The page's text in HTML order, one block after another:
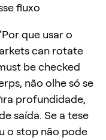
fluxo
que usar o
can rotate
be checked
não olhe só se
profundidade,
saída. Se a tese
o stop não pode